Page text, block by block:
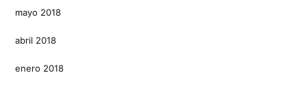
mayo 2018
abril 2018
enero 2018